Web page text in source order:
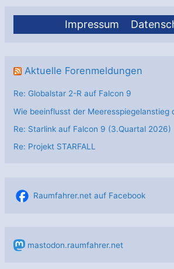
Impressum
Aktuelle Forenmeldungen
Re: Globalstar 2-R auf Falcon 9
Wie beeinflusst der Meeresspiegelanstieg
Re: Starlink auf Falcon 9 (3.Quartal 2026)
Re: Projekt STARFALL
Raumfahrer.net auf Facebook
mastodon.raumfahrer.net